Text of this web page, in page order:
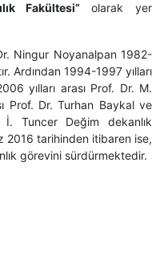
Fakültesi”olarak yer
Ningur Noyanalpan 1982-
Ardından 1994-1997 yılları
yılları arası Prof. Dr. M.
Prof. Dr. Turhan Baykal ve
İ. Tuncer Değim dekanlık
2016 tarihinden itibaren ise,
görevini sürdürmektedir.